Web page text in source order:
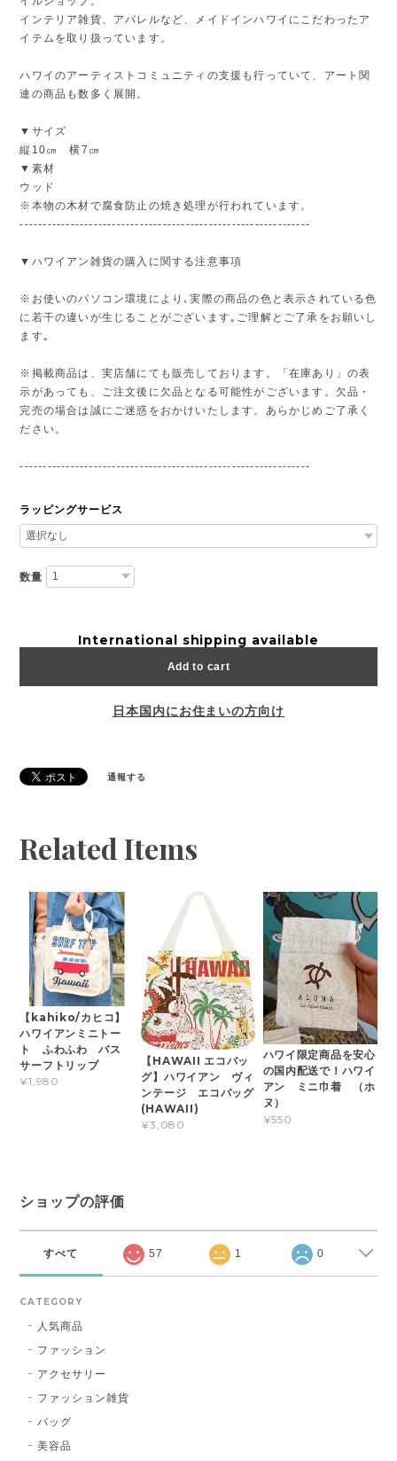
インテリア雑貨、アパレルなど、メイドインハワイにこだわったア
イテムを取り扱っています。
ハワイのアーティストコミュニティの支援も行っていて、アート関
連の商品も数多く展開。
▼サイズ
縦10㎝ 横7㎝
▼素材
ウッド
※本物の木材で腐食防止の焼き処理が行われています。
---------------------------------------------------------------
▼ハワイアン雑貨の購入に関する注意事項
※お使いのパソコン環境により､実際の商品の色と表示されている色
に若干の違いが生じることがございます｡ご理解とご了承をお願いし
ます｡
※掲載商品は、実店舗にても販売しております。「在庫あり」の表
示があっても、ご注文後に欠品となる可能性がございます。欠品・
完売の場合は誠にご迷惑をおかけいたします。あらかじめご了承く
ださい。
---------------------------------------------------------------
ラッピングサービス
数量
International shipping available
Add to cart
日本国内にお住まいの方向け
通報する
Related Items
【kahiko/カヒコ】
ハワイアンミニトー
ト ふわふわ バス
サーフトリップ
¥1,980
【HAWAII エコバッ
グ】ハワイアン ヴィ
ンテージ エコバッグ
(HAWAII)
¥3,080
ハワイ限定商品を安心
の国内配送で！ハワイ
アン ミニ巾着 （ホ
ヌ）
¥550
ショップの評価
すべて 57 1 0
CATEGORY
人気商品
ファッション
アクセサリー
ファッション雑貨
バッグ
美容品